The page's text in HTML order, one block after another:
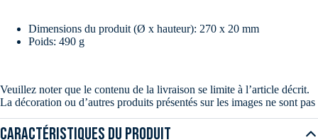
Dimensions du produit (Ø x hauteur): 270 x 20 mm
Poids: 490 g
Veuillez noter que le contenu de la livraison se limite à l’article décrit.
La décoration ou d’autres produits présentés sur les images ne sont pas
Caractéristiques du produit